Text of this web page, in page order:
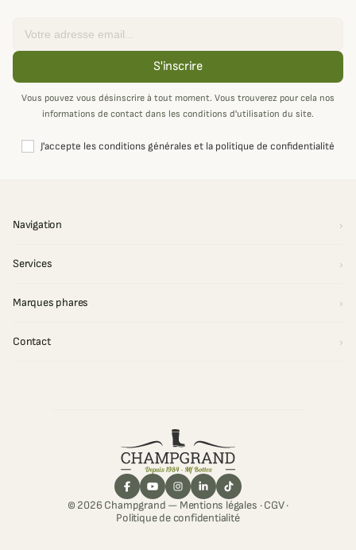
S'inscrire
Vous pouvez vous désinscrire à tout moment. Vous trouverez pour cela nos
informations de contact dans les conditions d'utilisation du site.
J'accepte les conditions générales et la politique de confidentialité
Navigation
Services
Marques phares
Contact
© 2026 Champgrand — Mentions légales ·CGV·
Politique de confidentialité